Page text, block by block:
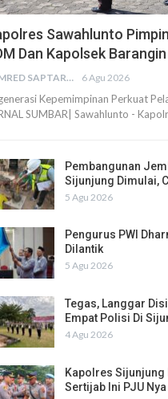
Sawahlunto
Dan Kapolsek Barangin
PEMRED SAPTARIUS 6 Agu 2026
Kepemimpinan Perkuat
SUMBAR| Sawahlunto -
Pembangunan
Sijunjung Dimulai,
5 Agu 2026
Pengurus PWI
Dilantik
5 Agu 2026
Tegas, Langgar
Empat Polisi Di
4 Agu 2026
Kapolres Sijunjung
Sertijab Ini PJU Nya